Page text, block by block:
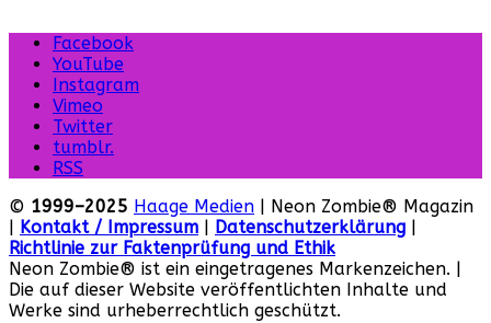
Facebook
YouTube
Instagram
Vimeo
Twitter
tumblr.
RSS
© 1999–2025 Haage Medien | Neon Zombie® Magazin
Kontakt / Impressum Datenschutzerklärung
Richtlinie zur Faktenprüfung und Ethik
Neon Zombie® ist ein eingetragenes Markenzeichen. |
Die auf dieser Website veröffentlichten Inhalte und
Werke sind urheberrechtlich geschützt.